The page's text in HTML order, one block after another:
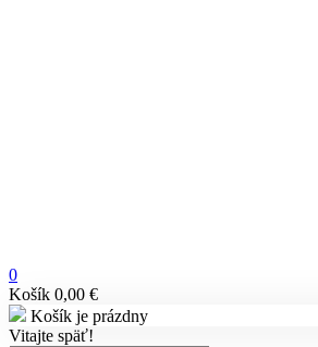
0
Košík 0,00 €
Košík je prázdny
Vitajte späť!